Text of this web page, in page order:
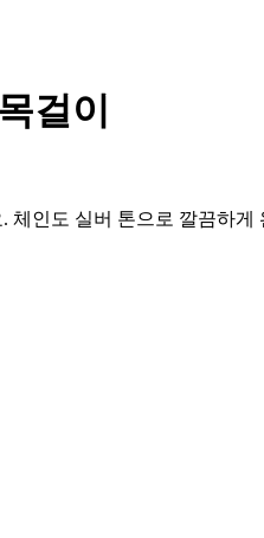
걸이
인도 실버 톤으로 깔끔하